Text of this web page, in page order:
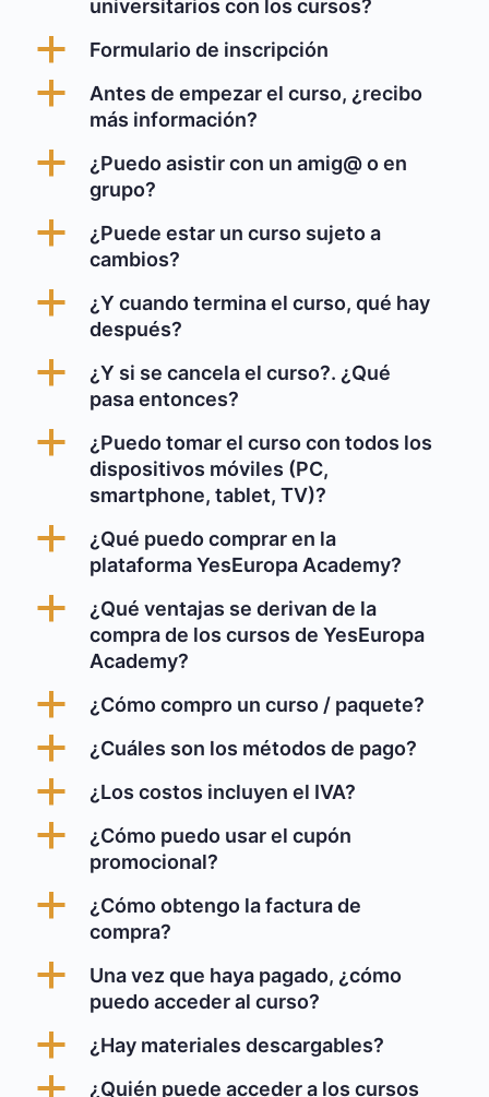
universitarios con los cursos?
a Formulario de inscripción
a
Antes de empezar el curso, ¿recibo
más información?
a
¿Puedo asistir con un amig@ o en
grupo?
a
¿Puede estar un curso sujeto a
cambios?
a
¿Y cuando termina el curso, qué hay
después?
a
¿Y si se cancela el curso?. ¿Qué
pasa entonces?
a
¿Puedo tomar el curso con todos los
dispositivos móviles (PC,
smartphone, tablet, TV)?
a
¿Qué puedo comprar en la
plataforma YesEuropa Academy?
a
¿Qué ventajas se derivan de la
compra de los cursos de YesEuropa
Academy?
a ¿Cómo compro un curso / paquete?
a ¿Cuáles son los métodos de pago?
a ¿Los costos incluyen el IVA?
a
¿Cómo puedo usar el cupón
promocional?
a
¿Cómo obtengo la factura de
compra?
a
Una vez que haya pagado, ¿cómo
puedo acceder al curso?
a ¿Hay materiales descargables?
a
¿Quién puede acceder a los cursos